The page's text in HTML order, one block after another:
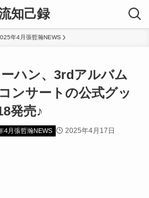
知己録
年4月張哲瀚NEWS
ハン、3rdアルバム
コンサートの公式グッ
発売♪
4月張哲瀚NEWS 2025年4月17日